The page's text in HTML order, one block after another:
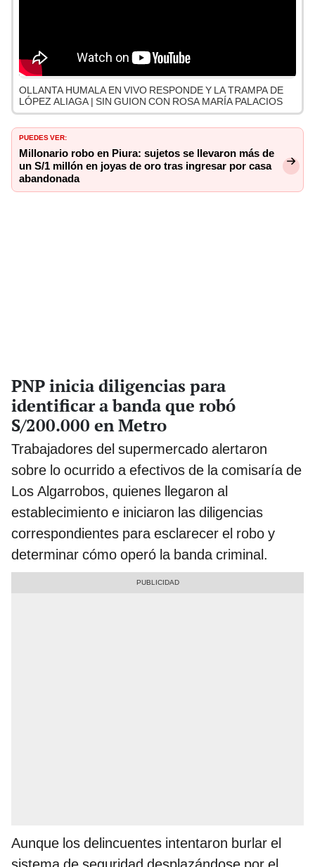
OLLANTA HUMALA EN VIVO RESPONDE Y LA TRAMPA DE
LÓPEZ ALIAGA | SIN GUION CON ROSA MARÍA PALACIOS
PUEDES VER:
Millonario robo en Piura: sujetos se llevaron más de
un S/1 millón en joyas de oro tras ingresar por casa
abandonada
PNP inicia diligencias para
identificar a banda que robó
S/200.000 en Metro
Trabajadores del supermercado alertaron
sobre lo ocurrido a efectivos de la comisaría de
Los Algarrobos, quienes llegaron al
establecimiento e iniciaron las diligencias
correspondientes para esclarecer el robo y
determinar cómo operó la banda criminal.
Aunque los delincuentes intentaron burlar el